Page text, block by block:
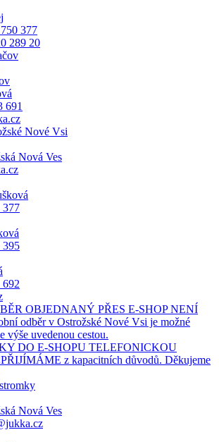
377
289 20
691
Nové Vsi
Nová Ves
377
395
692
OBJEDNANÝ PŘES E-SHOP NENÍ
odběr v Ostrožské Nové Vsi je možné
výše uvedenou cestou.
DO E-SHOPU TELEFONICKOU
z kapacitních důvodů. Děkujeme
Nová Ves